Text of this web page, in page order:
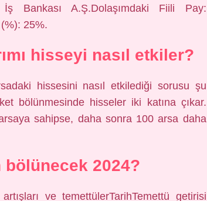
Bankası A.Ş.Dolaşımdaki Fiili Pay:
25%.
hisseyi nasıl etkiler?
hissesini nasıl etkilediği sorusu şu
bölünmesinde hisseler iki katına çıkar.
sahipse, daha sonra 100 arsa daha
2024?
ve temettülerTarihTemettü getirisi